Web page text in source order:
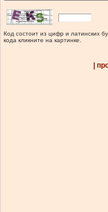
Код состоит из цифр и латинских
кода кликните на картинке.
|